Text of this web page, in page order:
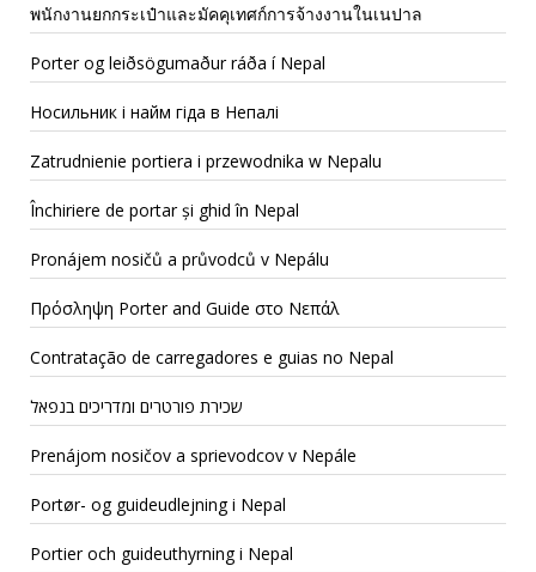
พนักงานยกกระเป๋าและมัคคุเทศก์การจ้างงานในเนปาล
Porter og leiðsögumaður ráða í Nepal
Носильник і найм гіда в Непалі
Zatrudnienie portiera i przewodnika w Nepalu
Închiriere de portar și ghid în Nepal
Pronájem nosičů a průvodců v Nepálu
Πρόσληψη Porter and Guide στο Νεπάλ
Contratação de carregadores e guias no Nepal
שכירת פורטרים ומדריכים בנפאל
Prenájom nosičov a sprievodcov v Nepále
Portør- og guideudlejning i Nepal
Portier och guideuthyrning i Nepal